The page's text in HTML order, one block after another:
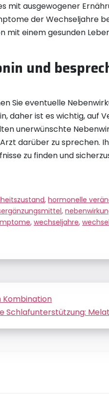
mit ausgewogener
der Wechseljahre
einem gesunden
und
Sie eventuelle
daher ist es wichtig, auf
unerwünschte
darüber zu sprechen.
zu finden und
, hormonelle
,
, wechseljahre,
Kombination
Schlafunterstützung: